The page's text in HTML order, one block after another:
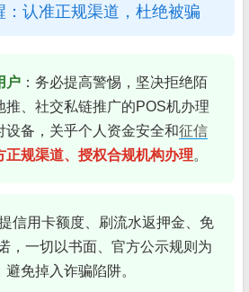
：认准正规渠道，杜绝被骗
户 ：务必提高警惕，坚决拒绝陌
推、社交私链推广的POS机办理
设备，关乎个人资金安全和征信
正规渠道、授权合规机构办理。
信用卡额度、刷流水返押金、免
，一切以书面、官方公示规则为
免掉入诈骗陷阱。